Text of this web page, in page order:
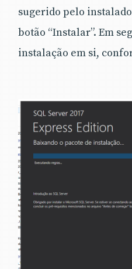
sugerido pelo
botão “Instalar”. Em
instalação em si,